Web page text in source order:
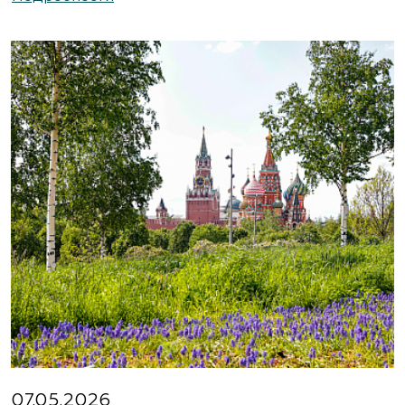
АгроСАД, Питомник, ЗАО Агрофирма
«Нива»
Московская область, ул. Алексеевская, д. 1.
Съезд на 16-м км МКАД.
(495) 663-3888
www.agrogarden.ru
Агрофирма «Современный
декоративный питомник»
Московская область, Раменский р-н,
ул.Новошоссейная, д 7а/1
07.05.2026